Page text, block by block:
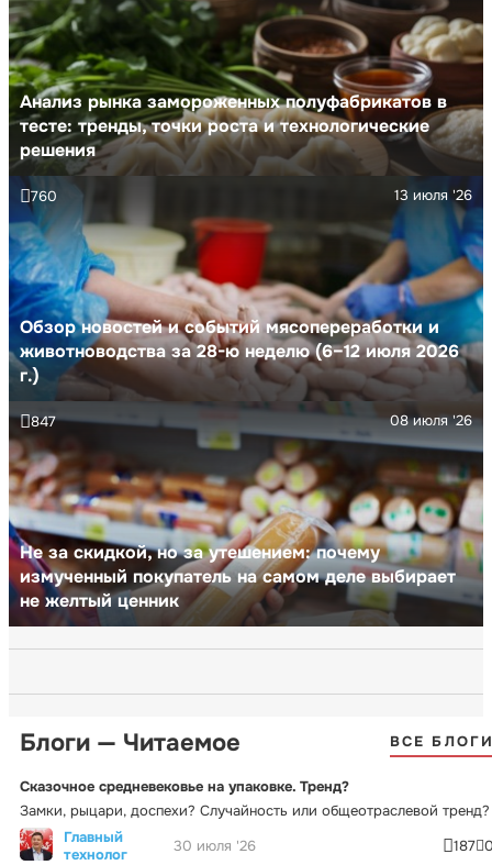
Анализ рынка замороженных полуфабрикатов в
тесте: тренды, точки роста и технологические
решения
Обзор новостей и событий мясопереработки и
животноводства за 28-ю неделю (6–12 июля 2026
г.)
13 июля '26
760
Не за скидкой, но за утешением: почему
измученный покупатель на самом деле выбирает
не желтый ценник
08 июля '26
847
Блоги — Читаемое ВСЕ
Сказочное средневековье на упаковке. Тренд?
Замки, рыцари, доспехи? Случайность или общеотраслевой тренд?
Главный
технолог
30 июля '26 187